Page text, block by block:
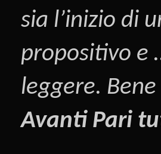
sia l’inizio di
propositivo e
leggere.
Avanti Pari